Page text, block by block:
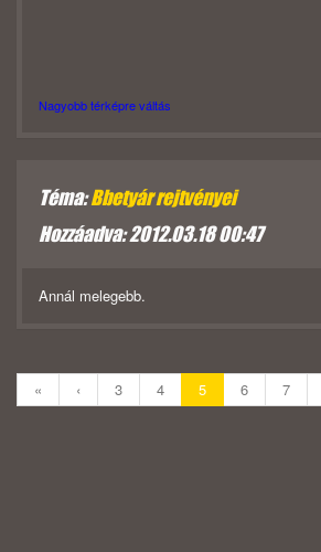
Nagyobb térképre váltás
Téma:Bbetyár rejtvényei
Hozzáadva: 2012.03.18 00:47
Annál melegebb.
« ‹ 3 4 5 6 7